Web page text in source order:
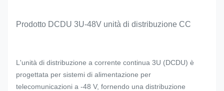
Prodotto DCDU 3U-48V unità di distribuzione CC
L'unità di distribuzione a corrente continua 3U (DCDU) è
progettata per sistemi di alimentazione per
telecomunicazioni a -48 V, fornendo una distribuzione